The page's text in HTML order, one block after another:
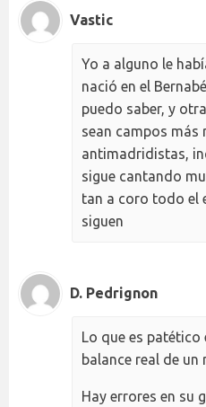
Vastic
Yo a alguno le
nació en el
puedo saber, y
sean campos más
antimadridistas,
sigue cantando
tan a coro todo el
siguen
D. Pedrignon
Lo que es patético
balance real de un
Hay errores en su